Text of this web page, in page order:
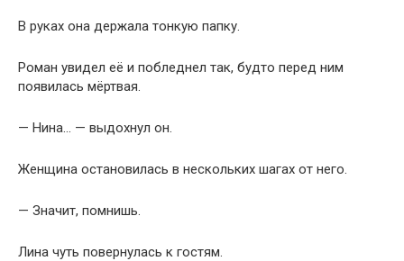
В руках она держала тонкую папку.
Роман увидел её и побледнел так, будто перед ним
появилась мёртвая.
— Нина… — выдохнул он.
Женщина остановилась в нескольких шагах от него.
— Значит, помнишь.
Лина чуть повернулась к гостям.